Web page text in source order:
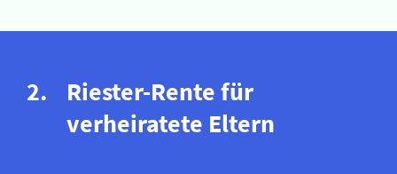
Riester-Rente für
verheiratete Eltern